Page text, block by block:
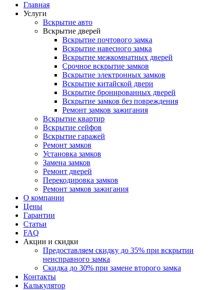
Главная
Услуги
Вскрытие авто
Вскрытие дверей
Вскрытие почтового замка
Вскрытие навесного замка
Вскрытие межкомнатных дверей
Срочное вскрытие замков
Вскрытие электронных замков
Вскрытие китайской двери
Вскрытие бронированных дверей
Вскрытие замков без повреждения
Ремонт замков зажигания
Вскрытие квартир
Вскрытие сейфов
Вскрытие гаражей
Ремонт замков
Установка замков
Замена замков
Ремонт дверей
Перекодировка замков
Ремонт замков зажигания
О компании
Цены
Гарантии
Статьи
FAQ
Акции и скидки
Предоставляем скидку до 35% при вскрытии
неисправного замка
Скидка до 30% при замене второго замка
Контакты
Калькулятор